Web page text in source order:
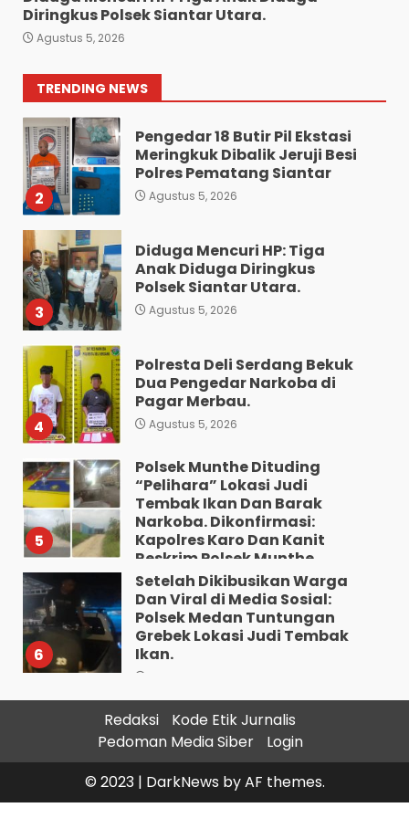
Diringkus Polsek Siantar Utara.
Agustus 5, 2026
TRENDING NEWS
1
Bawa 10 Butir Pil Ekstasi:
Agustus 5, 2026
2
Pengedar 18 Butir Pil Ekstasi
Meringkuk Dibalik Jeruji Besi
Polres Pematang Siantar
Agustus 5, 2026
3
Diduga Mencuri HP: Tiga
Anak Diduga Diringkus
Polsek Siantar Utara.
Agustus 5, 2026
4
Polresta Deli Serdang Bekuk
Dua Pengedar Narkoba di
Pagar Merbau.
Agustus 5, 2026
5
Polsek Munthe Dituding
“Pelihara” Lokasi Judi
Tembak Ikan Dan Barak
Narkoba. Dikonfirmasi:
Kapolres Karo Dan Kanit
Reskrim Polsek Munthe
Bungkam.
Agustus 5, 2026
6
Setelah Dikibusikan Warga
Dan Viral di Media Sosial:
Polsek Medan Tuntungan
Grebek Lokasi Judi Tembak
Ikan.
7
Residivis Asal Aceh Dibekuk
di Siantar, Polisi Sita 9,05
Gram Sabu
Agustus 4, 2026
Redaksi
Kode Etik Jurnalis
Pedoman Media Siber
Login
© 2023 | DarkNews by AF themes.